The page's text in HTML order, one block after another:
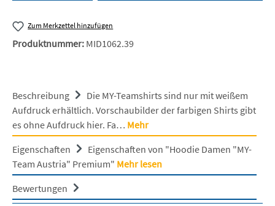
Zum Merkzettel hinzufügen
Produktnummer: MID1062.39
Beschreibung
Die MY-Teamshirts sind nur mit weißem
Aufdruck erhältlich. Vorschaubilder der farbigen Shirts gibt
es ohne Aufdruck hier. Fa… Mehr
Eigenschaften
Eigenschaften von "Hoodie Damen "MY-
Team Austria" Premium" Mehr lesen
Bewertungen